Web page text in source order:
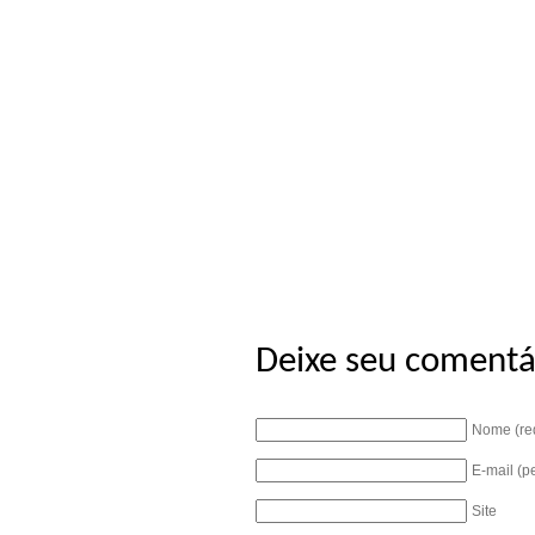
Deixe seu
Nome
E-mail
Site